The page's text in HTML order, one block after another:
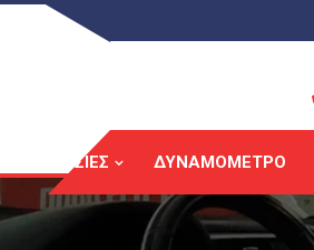
ΥΠΗΡΕΣΊΕΣ ΔΥΝΑΜΌΜΕΤΡΟ